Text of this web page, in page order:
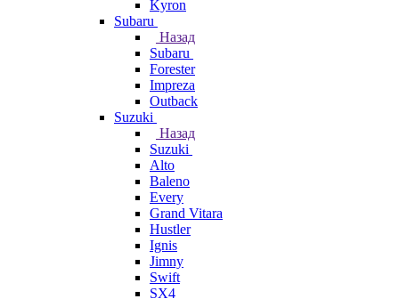
Kyron
Subaru
Назад
Subaru
Forester
Impreza
Outback
Suzuki
Назад
Suzuki
Alto
Baleno
Every
Grand Vitara
Hustler
Ignis
Jimny
Swift
SX4